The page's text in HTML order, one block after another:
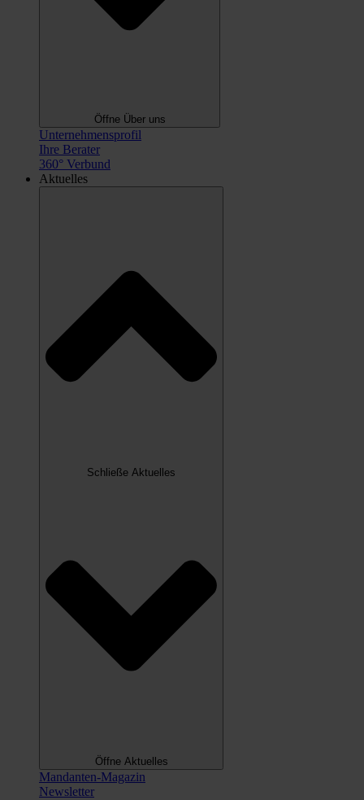
Öffne Über uns
Unternehmensprofil
Ihre Berater
360° Verbund
Aktuelles
Schließe Aktuelles
Öffne Aktuelles
Mandanten-Magazin
Newsletter